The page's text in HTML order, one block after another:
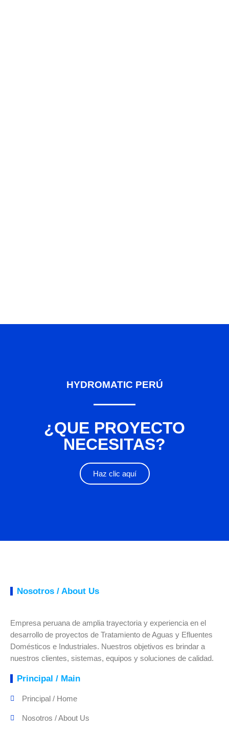
HYDROMATIC PERÚ
¿QUE PROYECTO
NECESITAS?
Haz clic aquí
Nosotros / About Us
Empresa peruana de amplia trayectoria y experiencia en el
desarrollo de proyectos de Tratamiento de Aguas y Efluentes
Domésticos e Industriales. Nuestros objetivos es brindar a
nuestros clientes, sistemas, equipos y soluciones de calidad.
Principal / Main
Principal / Home
Nosotros / About Us